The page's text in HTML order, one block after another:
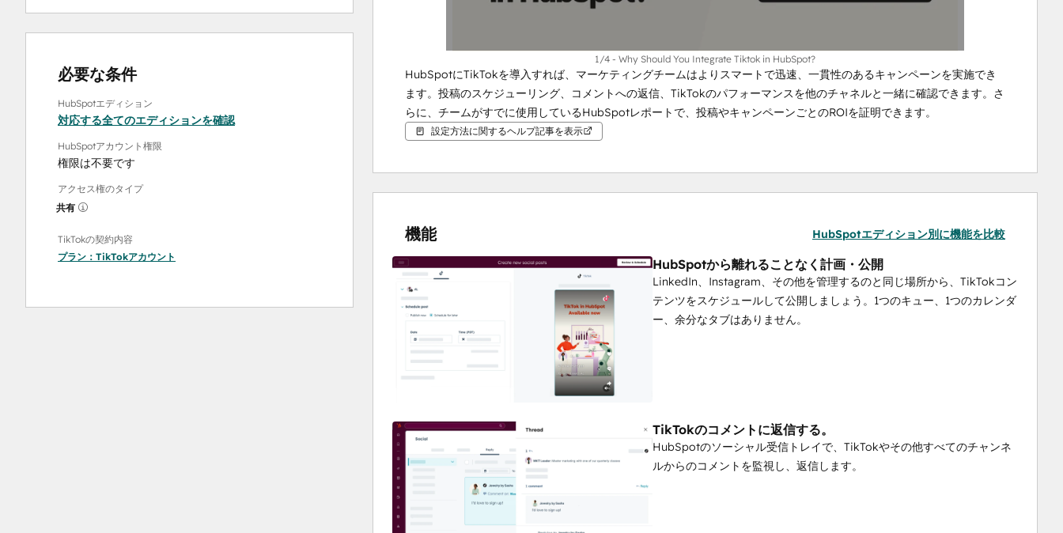
必要な条件
HubSpotエディション
対応する全てのエディションを確認
HubSpotアカウント権限
権限は不要です
アクセス権のタイプ
共有
TikTokの契約内容
プラン： TikTokアカウント
使
用
し
ま
1/4 - Why Should You Integrate Tiktok in HubSpot?
HubSpotにTikTokを導入すれば、マーケティングチームはよりスマートで迅速、一貫性のあるキャンペーンを実施でき
ます。投稿のスケジューリング、コメントへの返信、TikTokのパフォーマンスを他のチャネルと一緒に確認できます。さ
らに、チームがすでに使用しているHubSpotレポートで、投稿やキャンペーンごとのROIを証明できます。
設定方法に関するヘルプ記事を表示
機能 HubSpotエディション別に機能を比較
HubSpotから離れることなく計画・公開
LinkedIn、Instagram、その他を管理するのと同じ場所から、TikTokコン
テンツをスケジュールして公開しましょう。1つのキュー、1つのカレンダ
ー、余分なタブはありません。
TikTokのコメントに返信する。
HubSpotのソーシャル受信トレイで、TikTokやその他すべてのチャンネ
ルからのコメントを監視し、返信します。